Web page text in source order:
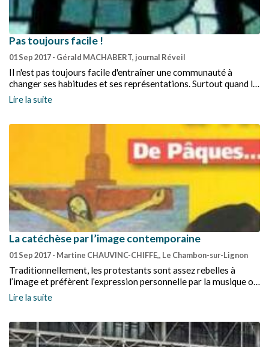
Pas toujours facile !
01 Sep 2017- Gérald MACHABERT, journal Réveil
Il n'est pas toujours facile d'entraîner une communauté à
changer ses habitudes et ses représentations. Surtout quand la
représentation artistique vient bouleverser les
représentations de soi que la communauté peut avoir…
Lire la suite
La catéchèse par l’image contemporaine
01 Sep 2017- Martine CHAUVINC-CHIFFE,, Le Chambon-sur-Lignon
Traditionnellement, les protestants sont assez rebelles à
l’image et préfèrent l’expression personnelle par la musique ou
l’écriture. Pas de statue, pas d’image dans nos temples où un
vitrail, voire une exposition temporaire, relance des tensions !
Lire la suite